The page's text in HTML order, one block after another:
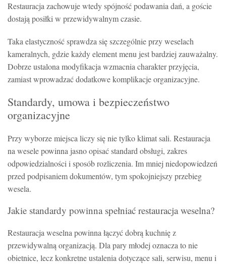
Restauracja zachowuje wtedy spójność podawania dań, a goście
dostają posiłki w przewidywalnym czasie.
Taka elastyczność sprawdza się szczególnie przy weselach
kameralnych, gdzie każdy element menu jest bardziej zauważalny.
Dobrze ustalona modyfikacja wzmacnia charakter przyjęcia,
zamiast wprowadzać dodatkowe komplikacje organizacyjne.
Standardy, umowa i bezpieczeństwo
organizacyjne
Przy wyborze miejsca liczy się nie tylko klimat sali. Restauracja
na wesele powinna jasno opisać standard obsługi, zakres
odpowiedzialności i sposób rozliczenia. Im mniej niedopowiedzeń
przed podpisaniem dokumentów, tym spokojniejszy przebieg
wesela.
Jakie standardy powinna spełniać restauracja weselna?
Restauracja weselna powinna łączyć dobrą kuchnię z
przewidywalną organizacją. Dla pary młodej oznacza to nie
obietnice, lecz konkretne ustalenia dotyczące sali, serwisu, menu i